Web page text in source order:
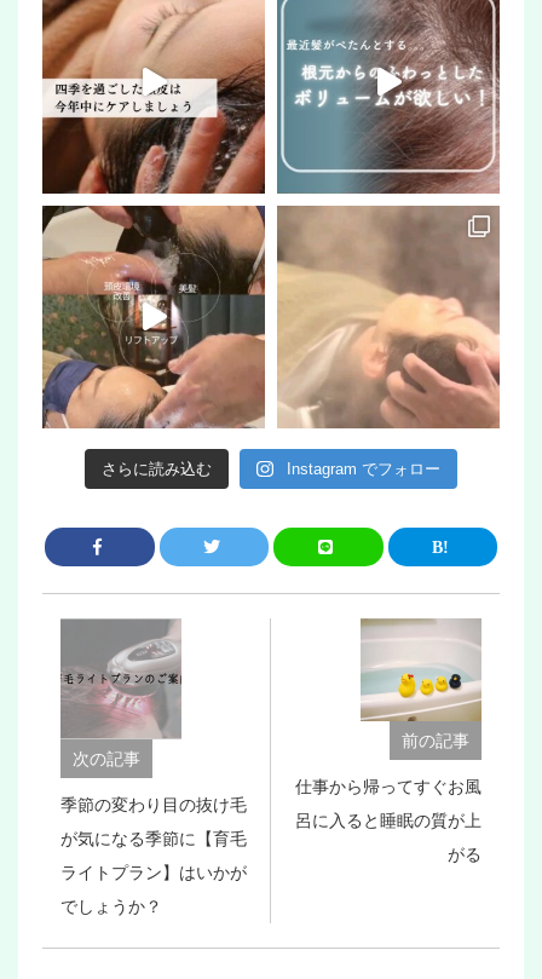
さらに読み込む Instagram でフォロー
次の記事
季節の変わり目の抜け毛
が気になる季節に【育毛
ライトプラン】はいかが
でしょうか？
前の記事
仕事から帰ってすぐお風
呂に入ると睡眠の質が上
がる